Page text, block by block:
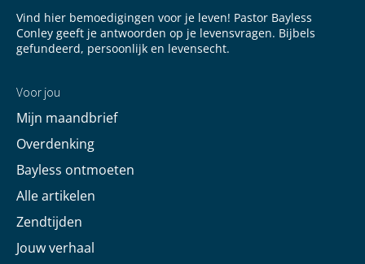
Vind hier bemoedigingen voor je leven! Pastor Bayless
Conley geeft je antwoorden op je levensvragen. Bijbels
gefundeerd, persoonlijk en levensecht.
Voor jou
Mijn maandbrief
Overdenking
Bayless ontmoeten
Alle artikelen
Zendtijden
Jouw verhaal